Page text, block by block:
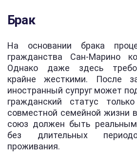
Брак
На основании брака
гражданства Сан-Марино
Однако даже здесь
крайне жесткими. После
иностранный супруг может
гражданский статус
совместной семейной жизни
союз должен быть
без длительных
проживания.